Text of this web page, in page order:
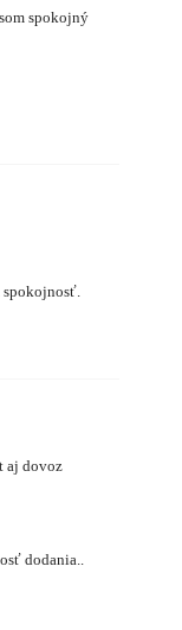
spokojný
spokojnosť.
aj dovoz
dodania..